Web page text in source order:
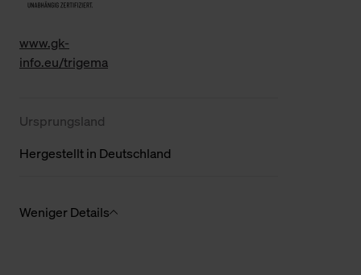
www.gk-
info.eu/trigema
Ursprungsland
Hergestellt in Deutschland
Weniger Details